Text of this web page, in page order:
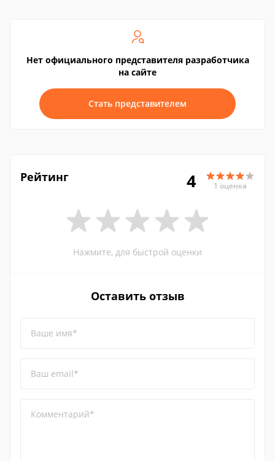
Нет официального представителя разработчика
на сайте
Стать представителем
Рейтинг 4 1 оценка
Нажмите, для быстрой оценки
Оставить отзыв
Ваше имя*
Ваш email*
Комментарий*